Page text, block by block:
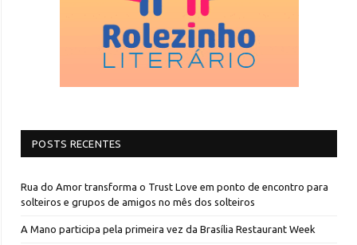
POSTS RECENTES
Rua do Amor transforma o Trust Love em ponto de encontro para
solteiros e grupos de amigos no mês dos solteiros
A Mano participa pela primeira vez da Brasília Restaurant Week